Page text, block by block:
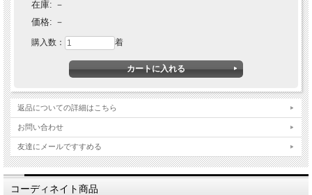
在庫: －
価格: －
購入数： 着
返品についての詳細はこちら
お問い合わせ
友達にメールですすめる
コーディネイト商品